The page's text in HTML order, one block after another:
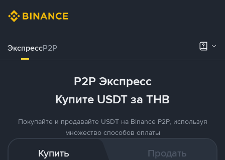
ЭкспрессP2P
P2P Экспресс
Купите USDT за THB
Покупайте и продавайте USDT на Binance P2P, используя
множество способов оплаты
Купить Продать